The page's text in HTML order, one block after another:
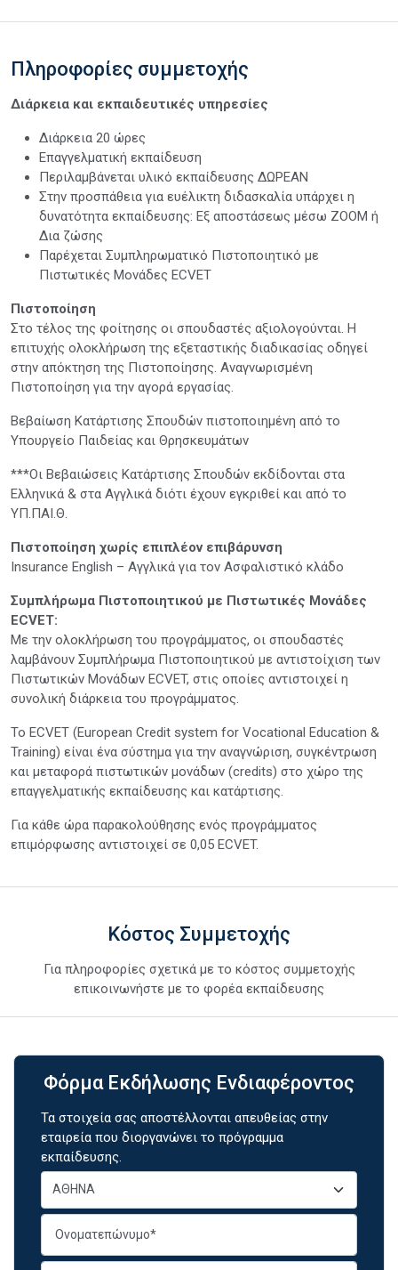
Πληροφορίες συμμετοχής
Διάρκεια και εκπαιδευτικές υπηρεσίες
Διάρκεια 20 ώρες
Επαγγελματική εκπαίδευση
Περιλαμβάνεται υλικό εκπαίδευσης ΔΩΡΕΑΝ
Στην προσπάθεια για ευέλικτη διδασκαλία υπάρχει η
δυνατότητα εκπαίδευσης: Εξ αποστάσεως μέσω ZOOM ή
Δια ζώσης
Παρέχεται Συμπληρωματικό Πιστοποιητικό με
Πιστωτικές Μονάδες ECVET
Πιστοποίηση
Στο τέλος της φοίτησης οι σπουδαστές αξιολογούνται. Η
επιτυχής ολοκλήρωση της εξεταστικής διαδικασίας οδηγεί
στην απόκτηση της Πιστοποίησης. Αναγνωρισμένη
Πιστοποίηση για την αγορά εργασίας.
Βεβαίωση Κατάρτισης Σπουδών πιστοποιημένη από το
Υπουργείο Παιδείας και Θρησκευμάτων
***Οι Βεβαιώσεις Κατάρτισης Σπουδών εκδίδονται στα
Ελληνικά & στα Αγγλικά διότι έχουν εγκριθεί και από το
ΥΠ.ΠΑΙ.Θ.
Πιστοποίηση χωρίς επιπλέον επιβάρυνση
Insurance English – Αγγλικά για τον Ασφαλιστικό κλάδο
Συμπλήρωμα Πιστοποιητικού με Πιστωτικές Μονάδες
ECVET:
Με την ολοκλήρωση του προγράμματος, οι σπουδαστές
λαμβάνουν Συμπλήρωμα Πιστοποιητικού με αντιστοίχιση των
Πιστωτικών Μονάδων ECVET, στις οποίες αντιστοιχεί η
συνολική διάρκεια του προγράμματος.
Το ECVET (European Credit system for Vocational Education &
Training) είναι ένα σύστημα για την αναγνώριση, συγκέντρωση
και μεταφορά πιστωτικών μονάδων (credits) στο χώρο της
επαγγελματικής εκπαίδευσης και κατάρτισης.
Για κάθε ώρα παρακολούθησης ενός προγράμματος
επιμόρφωσης αντιστοιχεί σε 0,05 ECVET.
Κόστος Συμμετοχής
Για πληροφορίες σχετικά με το κόστος συμμετοχής
επικοινωνήστε με το φορέα εκπαίδευσης
Φόρμα Εκδήλωσης Ενδιαφέροντος
Τα στοιχεία σας αποστέλλονται απευθείας στην
εταιρεία που διοργανώνει το πρόγραμμα
εκπαίδευσης.